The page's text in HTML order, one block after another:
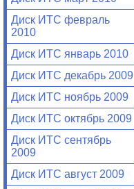
Диск ИТС февраль
2010
Диск ИТС январь 2010
Диск ИТС декабрь 2009
Диск ИТС ноябрь 2009
Диск ИТС октябрь 2009
Диск ИТС сентябрь
2009
Диск ИТС август 2009